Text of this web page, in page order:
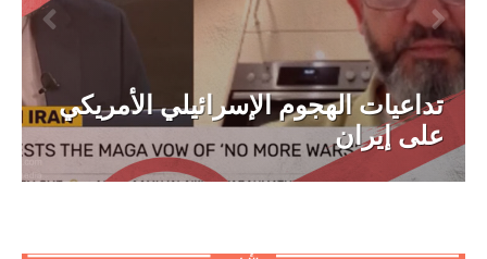
تداعيات الهجوم الإسرائيلي الأمريكي
على إيران